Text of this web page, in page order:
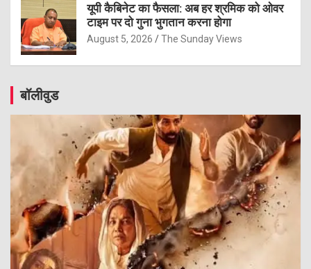
यूपी कैबिनेट का फैसला: अब हर श्रमिक को ओवर
टाइम पर दो गुना भुगतान करना होगा
August 5, 2026 The Sunday Views
बॉलीवुड